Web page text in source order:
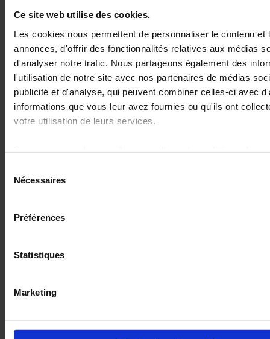
Ce site web utilise des cookies.
Les cookies nous permettent de personnaliser le contenu et
annonces, d'offrir des fonctionnalités relatives aux médias
d'analyser notre trafic. Nous partageons également des
l'utilisation de notre site avec nos partenaires de médias
publicité et d'analyse, qui peuvent combiner celles-ci avec
informations que vous leur avez fournies ou qu'ils ont
votre utilisation de leurs services.
Nécessaires
Préférences
Statistiques
Marketing
Produit :
1 résultat(s) :
COMPTEURS DIVISIONNAIRES (IEC/MID)